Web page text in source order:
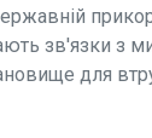
зв'язки з
для